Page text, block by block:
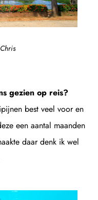
gezien op reis?
best veel voor en
een aantal maanden
daar denk ik wel